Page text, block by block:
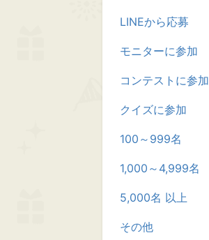
LINEから応募
モニターに参加
コンテストに参加
クイズに参加
100～999名
1,000～4,999名
5,000名 以上
その他